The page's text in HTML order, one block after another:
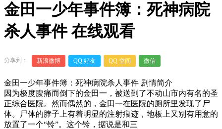
金田一少年事件簿：死神病院
杀人事件 在线观看
分享到： 新浪微博 QQ 好友 QQ 空间 微信
金田一少年事件簿：死神病院杀人事件 剧情简介
因为极度腹痛而倒下的金田一，被送到了不动山市内有名的圣
正综合医院。然而偶然的，金田一在医院的厕所里发现了尸
体。尸体的脖子上有着明显的注射痕迹，地板上又别有用意的
放置了一个“铃”。这个铃，据说是和三